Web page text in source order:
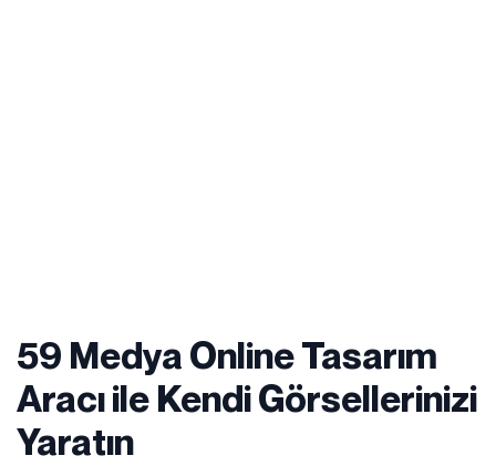
59 Medya Online Tasarım
Aracı ile Kendi Görsellerinizi
Yaratın